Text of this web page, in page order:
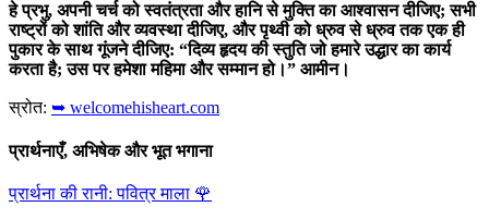
हे प्रभु, अपनी चर्च को स्वतंत्रता और हानि से मुक्ति का आश्वासन दीजिए; सभी
राष्ट्रों को शांति और व्यवस्था दीजिए, और पृथ्वी को ध्रुव से ध्रुव तक एक ही
पुकार के साथ गूंजने दीजिए: “दिव्य हृदय की स्तुति जो हमारे उद्धार का कार्य
करता है; उस पर हमेशा महिमा और सम्मान हो।” आमीन।
स्रोत: ➥ welcomehisheart.com
प्रार्थनाएँ, अभिषेक और भूत भगाना
प्रार्थना की रानी: पवित्र माला 🌹